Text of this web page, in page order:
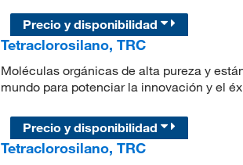
Precio y disponibilidad
Tetraclorosilano, TRC
Moléculas orgánicas de alta pureza y
mundo para potenciar la innovación y el
Precio y disponibilidad
Tetraclorosilano, TRC